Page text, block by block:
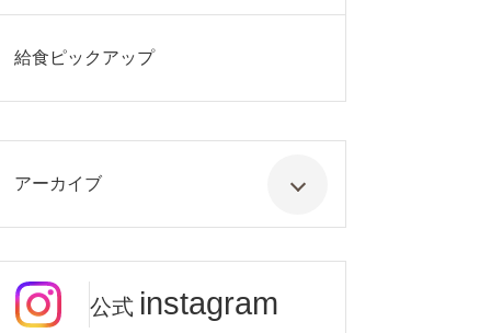
給食ピックアップ
アーカイブ
公式 instagram